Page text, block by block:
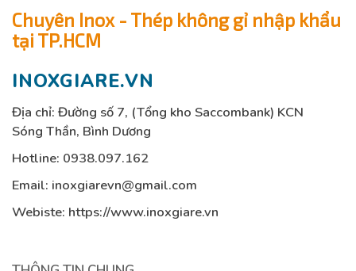
Chuyên Inox - Thép không gỉ nhập khẩu
tại TP.HCM
INOXGIARE.VN
Địa chỉ: Đường số 7, (Tổng kho Saccombank) KCN
Sóng Thần, Bình Dương
Hotline: 0938.097.162
Email: inoxgiarevn@gmail.com
Webiste: https://www.inoxgiare.vn